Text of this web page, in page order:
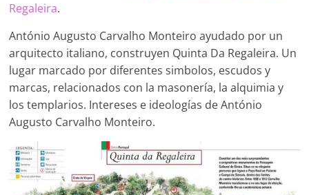
Regaleira.
António Augusto Carvalho Monteiro ayudado por un
arquitecto italiano, construyen Quinta Da Regaleira. Un
lugar marcado por diferentes simbolos, escudos y
marcas, relacionados con la masonería, la alquimia y
los templarios. Intereses e ideologías de António
Augusto Carvalho Monteiro.